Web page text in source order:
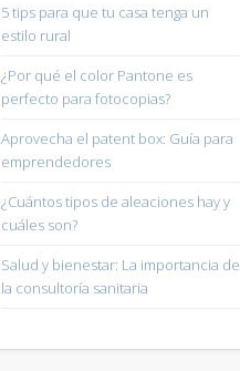
5 tips para que tu casa tenga un
estilo rural
¿Por qué el color Pantone es
perfecto para fotocopias?
Aprovecha el patent box: Guía para
emprendedores
¿Cuántos tipos de aleaciones hay y
cuáles son?
Salud y bienestar: La importancia de
la consultoría sanitaria